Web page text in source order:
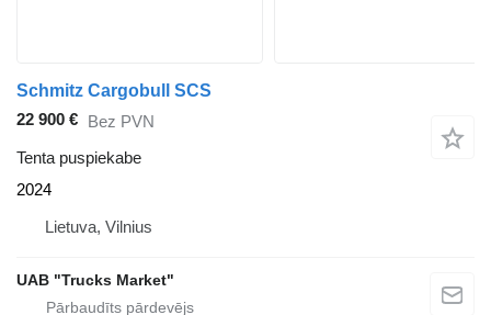
Schmitz Cargobull SCS
22 900 € Bez PVN
Tenta puspiekabe
2024
Lietuva, Vilnius
UAB "Trucks Market"